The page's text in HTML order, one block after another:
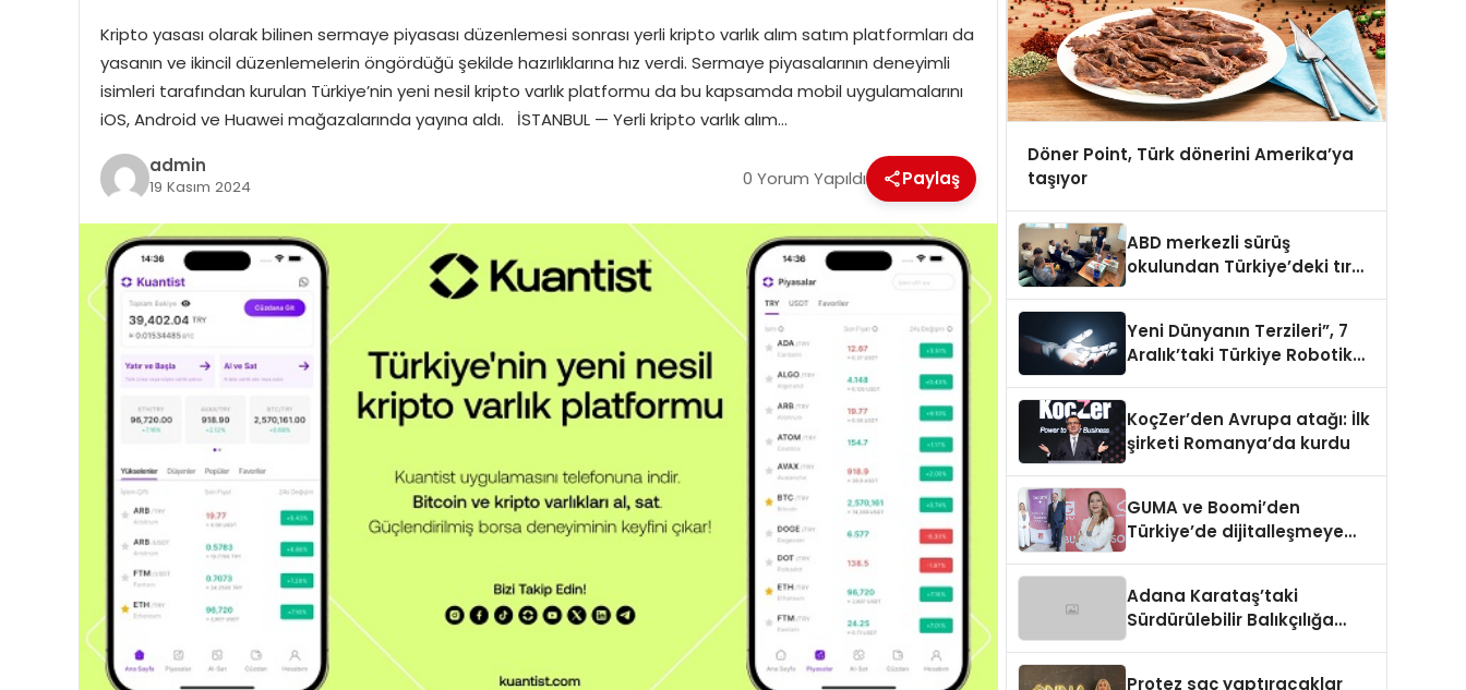
Kripto yasası olarak bilinen sermaye piyasası düzenlemesi sonrası yerli kripto varlık alım satım platformları da
yasanın ve ikincil düzenlemelerin öngördüğü şekilde hazırlıklarına hız verdi. Sermaye piyasalarının deneyimli
isimleri tarafından kurulan Türkiye’nin yeni nesil kripto varlık platformu da bu kapsamda mobil uygulamalarını
iOS, Android ve Huawei mağazalarında yayına aldı. İSTANBUL — Yerli kripto varlık alım…
admin
19 Kasım 2024 0 Yorum Yapıldı Paylaş
Döner Point, Türk dönerini Amerika’ya
taşıyor
ABD merkezli sürüş
okulundan Türkiye’deki tır
Yeni Dünyanın Terzileri”, 7
Aralık’taki Türkiye Robotik
KoçZer’den Avrupa atağı: İlk
şirketi Romanya’da kurdu
GUMA ve Boomi’den
Türkiye’de dijitalleşmeye
Adana Karataş’taki
Sürdürülebilir Balıkçılığa
Protez saç yaptıracaklar